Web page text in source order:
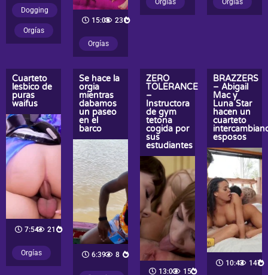
Dogging
Orgías
15:05 231
Orgías
Orgías Orgías
Cuarteto
lesbico de
puras
waifus
7:54 21
Orgías
Se hace la
orgia
mientras
dabamos
un paseo
en el
barco
6:39 8
ZERO
TOLERANCE
–
Instructora
de gym
tetona
cogida por
sus
estudiantes
13:03 15
BRAZZERS
– Abigail
Mac y
Luna Star
hacen un
cuarteto
esposos
10:43 147